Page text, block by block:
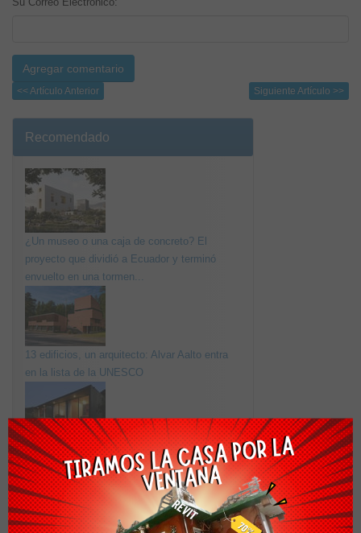
<< Artículo Anterior Siguiente Artículo >>
Recomendado
¿Un museo o una caja de concreto? El
proyecto que dividió a Ecuador y terminó
envuelto en una tormen...
13 edificios, un arquitecto: Alvar Aalto entra
en la lista de la UNESCO
La madera utilizada de la forma más
elemental para un acogedor diseño. Casa
Chagual.